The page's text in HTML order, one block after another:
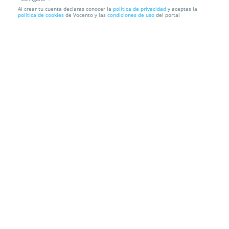
Ecografia 4D con fotos y vídeos
Al crear tu cuenta declaras conocer la política de privacidad y aceptas la
política de cookies de Vocento y las condiciones de uso del portal